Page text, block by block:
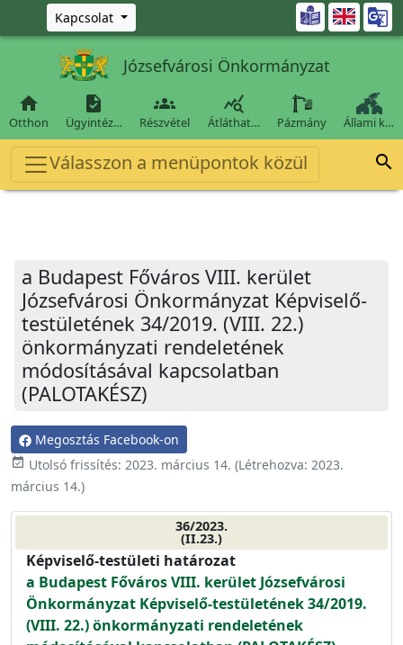
Ugrás a fő tartalomra
Kapcsolat 
Józsefvárosi Önkormányzat

Otthon

Ügyintéz…

Részvétel

Átláthat… Pázmány Állami k…
Válasszon a menüpontok közül 
a Budapest Főváros VIII. kerület
Józsefvárosi Önkormányzat Képviselő-
testületének 34/2019. (VIII. 22.)
önkormányzati rendeletének
módosításával kapcsolatban
(PALOTAKÉSZ)
Megosztás Facebook-on
event_available Utolsó frissítés: 2023. március 14. (Létrehozva: 2023.
március 14.)
36/2023.
(II.23.)
Képviselő-testületi határozat
a Budapest Főváros VIII. kerület Józsefvárosi
Önkormányzat Képviselő-testületének 34/2019.
(VIII. 22.) önkormányzati rendeletének